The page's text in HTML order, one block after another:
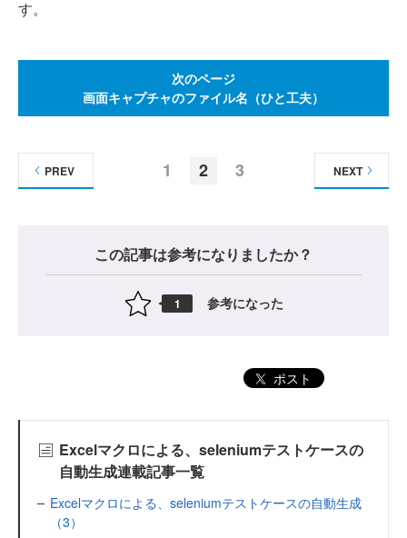
す。
次のページ
画面キャプチャのファイル名（ひと工夫）
1 2 3
PREV NEXT
この記事は参考になりましたか？
1 参考になった
ポスト
Excelマクロによる、seleniumテストケースの
自動生成連載記事一覧
Excelマクロによる、seleniumテストケースの自動生成
（3）